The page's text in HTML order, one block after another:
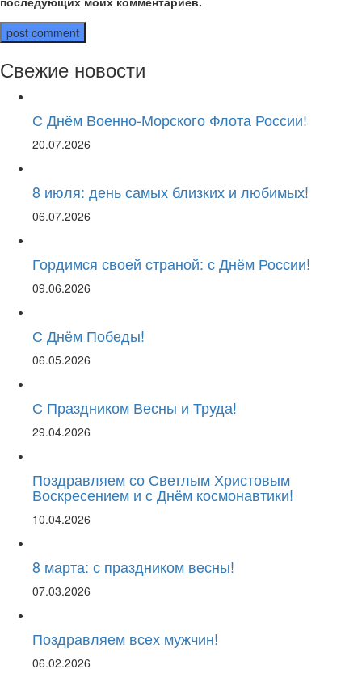
Свежие новости
С Днём Военно-Морского Флота России!
20.07.2026
8 июля: день самых близких и любимых!
06.07.2026
Гордимся своей страной: с Днём России!
09.06.2026
С Днём Победы!
06.05.2026
С Праздником Весны и Труда!
29.04.2026
Поздравляем со Светлым Христовым
Воскресением и с Днём космонавтики!
10.04.2026
8 марта: с праздником весны!
07.03.2026
Поздравляем всех мужчин!
06.02.2026